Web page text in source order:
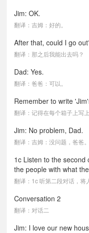
Jim: OK.
翻译：吉姆：好的。
After that, could I go
翻译：那之后我能出去吗？
Dad: Yes.
翻译：爸爸：可以。
Remember to write
翻译：记得在每个箱子上写上
Jim: No problem, Dad.
翻译：吉姆：没问题，爸爸。
1c Listen to the second
the people with what
翻译：1c 听第二段对话，将
Conversation 2
翻译：对话二
Jim: I love our new